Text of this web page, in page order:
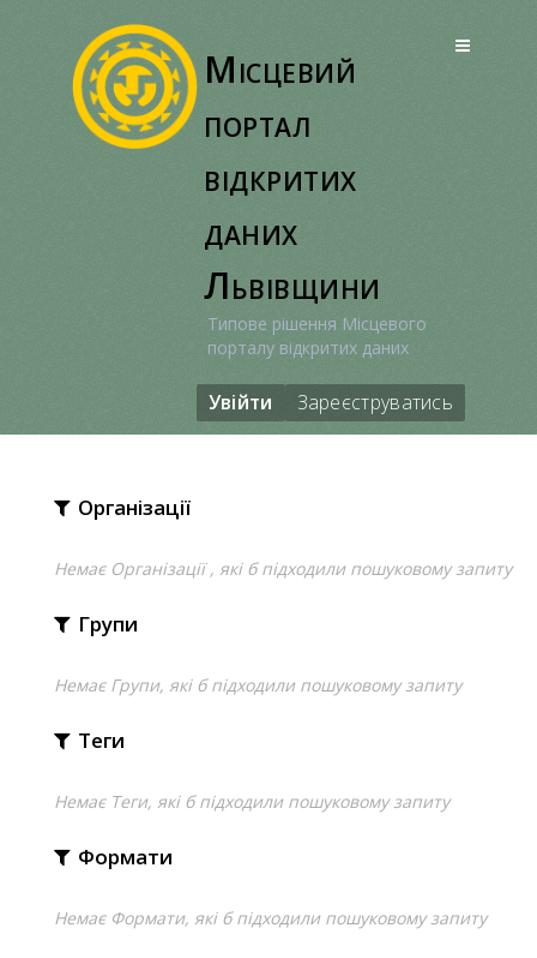
Місцевий
портал
відкритих
даних
Львівщини
Типове рішення Місцевого
порталу відкритих даних
Увійти Зареєструватись
Організації
Немає Організації , які б підходили пошуковому запиту
Групи
Немає Групи, які б підходили пошуковому запиту
Теги
Немає Теги, які б підходили пошуковому запиту
Формати
Немає Формати, які б підходили пошуковому запиту